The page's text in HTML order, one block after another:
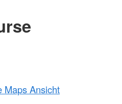
Maps Ansicht